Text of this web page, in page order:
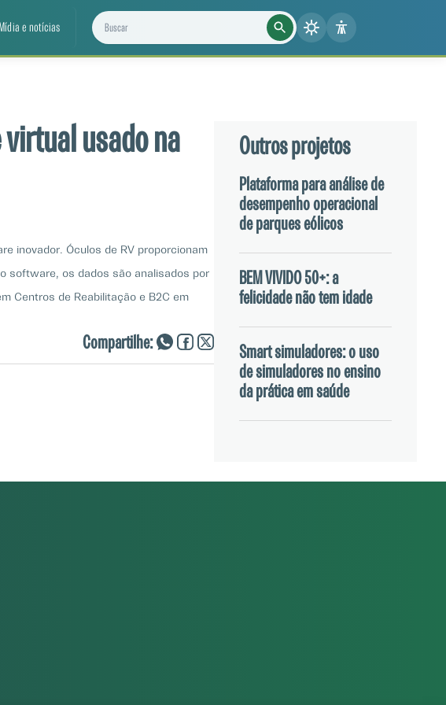
Mídia e notícias Buscar projetos, notícias e cientistas
usado na
inovador. Óculos de RV proporcionam
software, os dados são analisados por
Centros de Reabilitação e B2C em
Compartilhe:
Outros projetos
Plataforma para análise de
desempenho operacional
de parques eólicos
BEM VIVIDO 50+: a
felicidade não tem idade
Smart simuladores: o uso
de simuladores no ensino
da prática em saúde